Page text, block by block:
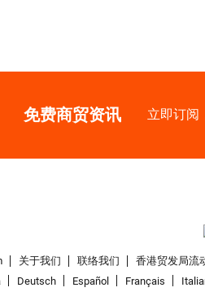
免费商贸资讯 立即订阅
关于我们 联络我们 香港贸发局流
Deutsch Español Français